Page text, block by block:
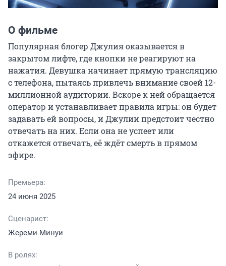
О фильме
Популярная блогер Джулия оказывается в
закрытом лифте, где кнопки не реагируют на
нажатия. Девушка начинает прямую трансляцию
с телефона, пытаясь привлечь внимание своей 12-
миллионной аудитории. Вскоре к ней обращается
оператор и устанавливает правила игры: он будет
задавать ей вопросы, и Джулии предстоит честно
отвечать на них. Если она не успеет или
откажется отвечать, её ждёт смерть в прямом
эфире.
Премьера:
24 июня 2025
Сценарист:
Жереми Минуи
В ролях: